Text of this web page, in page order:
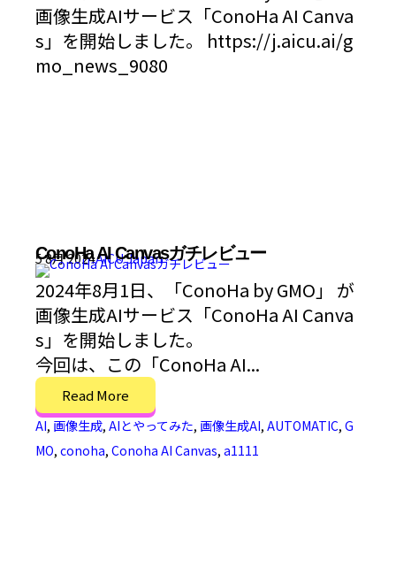
画像生成AIサービス「ConoHa AI Canva
s」を開始しました。 https://j.aicu.ai/g
mo_news_9080
ConoHa AI Canvasガチレビュー
5 8月 2024AICU Japan
2024年8月1日、「ConoHa by GMO」 が
画像生成AIサービス「ConoHa AI Canva
s」を開始しました。
今回は、この「ConoHa AI...
Read More
AI, 画像生成, AIとやってみた, 画像生成AI, AUTOMATIC, G
MO, conoha, Conoha AI Canvas, a1111